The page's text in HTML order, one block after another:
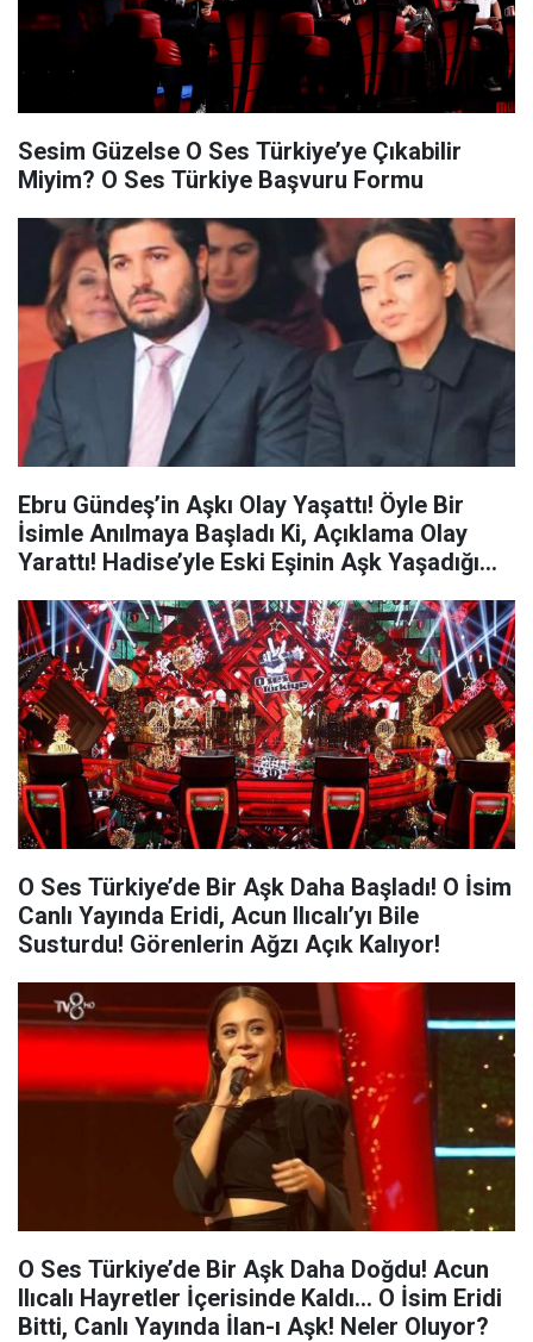
Sesim Güzelse O Ses Türkiye’ye Çıkabilir
Miyim? O Ses Türkiye Başvuru Formu
Ebru Gündeş’in Aşkı Olay Yaşattı! Öyle Bir
İsimle Anılmaya Başladı Ki, Açıklama Olay
Yarattı! Hadise’yle Eski Eşinin Aşk Yaşadığı
O Ses Türkiye’de Bir Aşk Daha Başladı! O İsim
Canlı Yayında Eridi, Acun Ilıcalı’yı Bile
Susturdu! Görenlerin Ağzı Açık Kalıyor!
O Ses Türkiye’de Bir Aşk Daha Doğdu! Acun
Ilıcalı Hayretler İçerisinde Kaldı… O İsim Eridi
Bitti, Canlı Yayında İlan-ı Aşk! Neler Oluyor?